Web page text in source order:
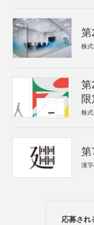
第
株
第
限
株
第
漢
応募され